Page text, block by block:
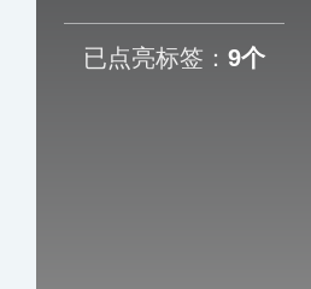
已点亮标签： 9个